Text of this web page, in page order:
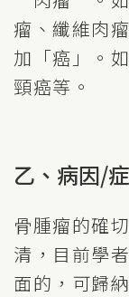
瘤、纖維肉
加「癌」。
頸癌等。
乙、病因/
骨腫瘤的確
清，目前學
面的，可歸